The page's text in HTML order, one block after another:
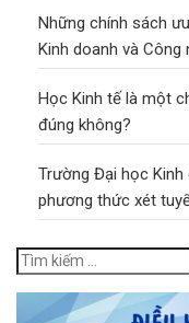
Những chính sách
Kinh doanh và Công
Học Kinh tế là một
đúng không?
Trường Đại học Kinh
phương thức xét